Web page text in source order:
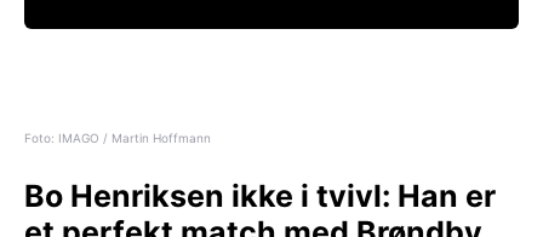
Foto: IMAGO / Martin Hoffmann
Bo Henriksen ikke i tvivl: Han er